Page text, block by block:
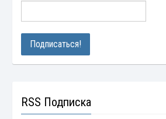
RSS Подписка